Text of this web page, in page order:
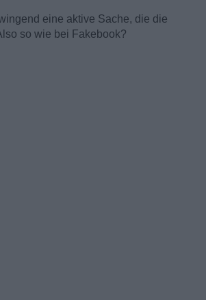
eine aktive Sache, die die
so wie bei Fakebook?